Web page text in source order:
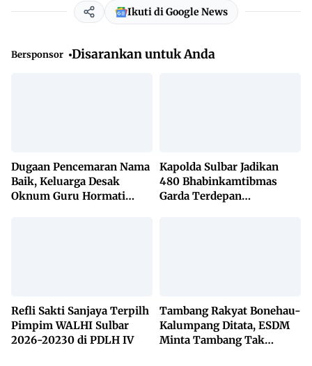
Ikuti di Google News
Bersponsor Disarankan untuk Anda
Dugaan Pencemaran Nama
Baik, Keluarga Desak
Oknum Guru Hormati
Kapolda Sulbar Jadikan
480 Bhabinkamtibmas
Garda Terdepan
Refli Sakti Sanjaya Terpilh
Pimpim WALHI Sulbar
2026-20230 di PDLH IV
Tambang Rakyat Bonehau-
Kalumpang Ditata, ESDM
Minta Tambang Tak